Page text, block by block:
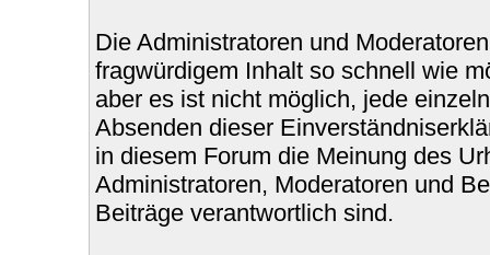
Die Administratoren und
fragwürdigem Inhalt so schnell wie
aber es ist nicht möglich, jede
Absenden dieser
in diesem Forum die Meinung des
Administratoren, Moderatoren und
Beiträge verantwortlich sind.